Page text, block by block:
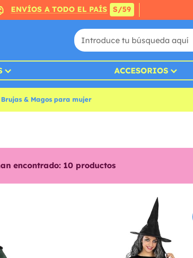
ENVÍOS A TODO EL PAÍS S/59
ACCESORIOS
Brujas & Magos para mujer
encontrado: 10 productos